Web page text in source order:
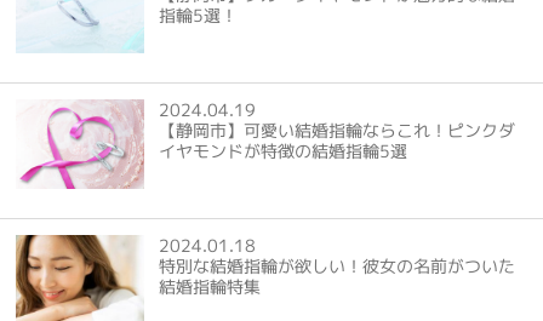
指輪5選！
2024.04.19
【静岡市】可愛い結婚指輪ならこれ！ピンクダ
イヤモンドが特徴の結婚指輪5選
2024.01.18
特別な結婚指輪が欲しい！彼女の名前がついた
結婚指輪特集